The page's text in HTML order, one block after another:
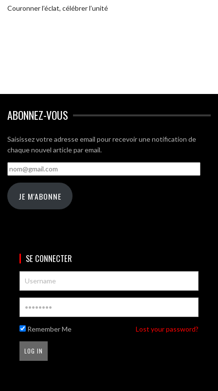
Couronner l’éclat, célébrer l’unité
ABONNEZ-VOUS
Saisissez votre adresse email pour recevoir une notification de
chaque nouvel article par email.
nom@gmail.com
JE M'ABONNE
SE CONNECTER
Remember Me Lost your password?